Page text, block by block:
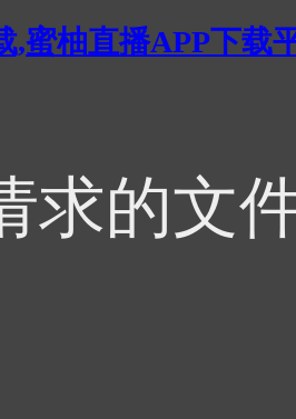
蜜柚直播APP下载
请求的文